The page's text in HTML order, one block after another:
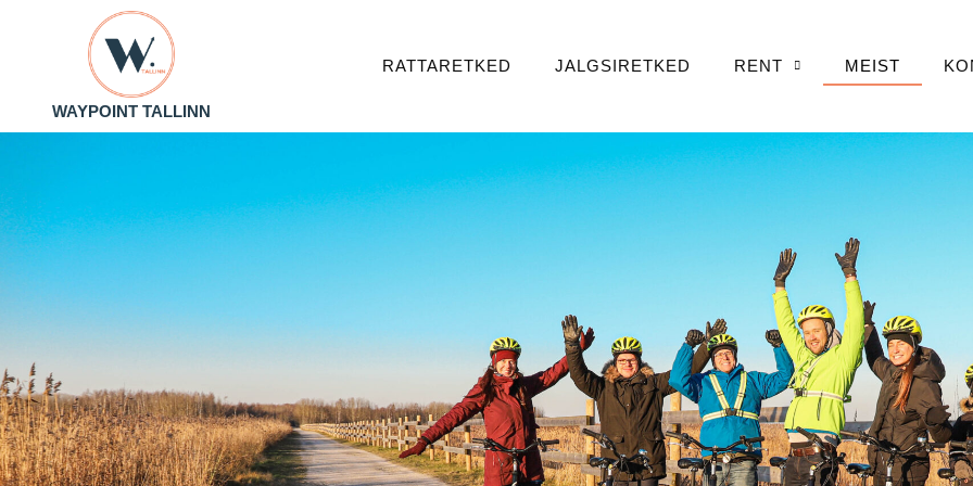
WAYPOINT TALLINN
RATTARETKED JALGSIRETKED RENT MEIST